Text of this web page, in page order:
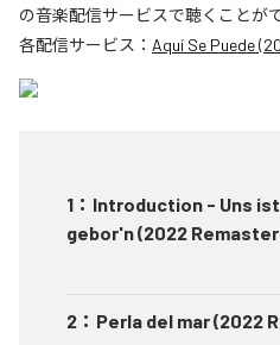
の音楽配信サービスで聴くことが
各配信サービス： Aquí Se Puede
1 ： Introduction - Uns
gebor'n (2022
2 ： Perla del mar (2022